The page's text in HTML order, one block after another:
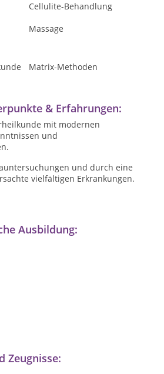
Cellulite-Behandlung
Massage
Matrix-Methoden
& Erfahrungen:
mit modernen
und
und durch eine
vielfältigen Erkrankungen.
Ausbildung:
Zeugnisse: